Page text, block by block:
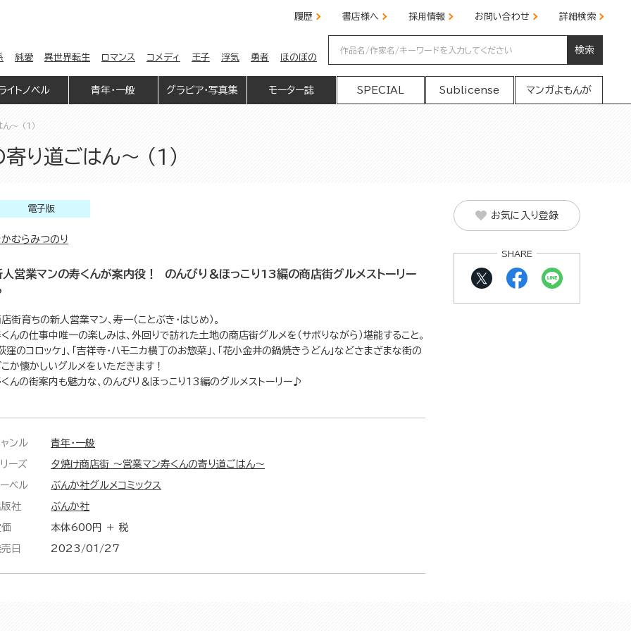
履歴 書店様へ 採用情報 お問い合わせ 詳細検索
純愛 異世界転生 ロマンス コメディ 王子 浮気 勇者 ほのぼの
検索
イトノベル 青年・一般 グラビア・写真集 モーター誌 SPECIAL Sublicense マンガよもんが
～ （1）
り道ごはん～ （1）
電子版
むらみつのり
人営業マンの寿くんが案内役！ のんびり＆ほっこり13編の商店街グルメストーリー
街育ちの新人営業マン、寿一（ことぶき・はじめ）。
んの仕事中唯一の楽しみは、外回りで訪れた土地の商店街グルメを（サボりながら）堪能すること。
窪のコロッケ」、「吉祥寺・ハモニカ横丁のお惣菜」、「花小金井の鍋焼きうどん」などさまざまな街の
か懐かしいグルメをいただきます！
んの街案内も魅力な、のんびり＆ほっこり13編のグルメストーリー♪
ンル 青年・一般
ーズ 夕焼け商店街 ～営業マン寿くんの寄り道ごはん～
ベル ぶんか社グルメコミックス
社 ぶんか社
本体600円 ＋ 税
日 2023/01/27
お気に入り登録
SHARE